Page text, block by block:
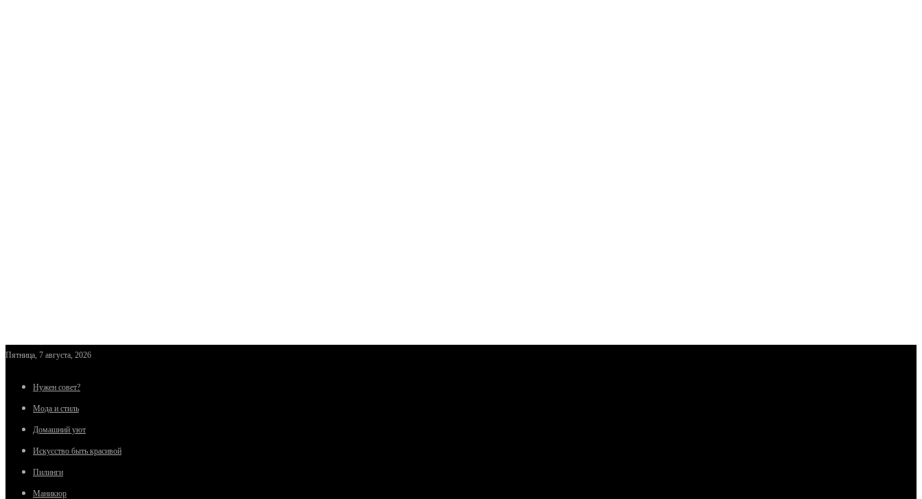
Пятница, 7 августа, 2026
Нужен совет?
Мода и стиль
Домашний уют
Искусство быть красивой
Пилинги
Маникюр